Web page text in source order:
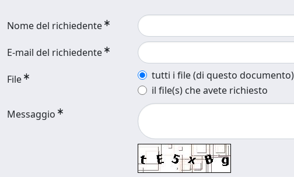
Nome del richiedente
E-mail del richiedente
File
tutti i file (di questo
il file(s) che avete richiesto
Messaggio